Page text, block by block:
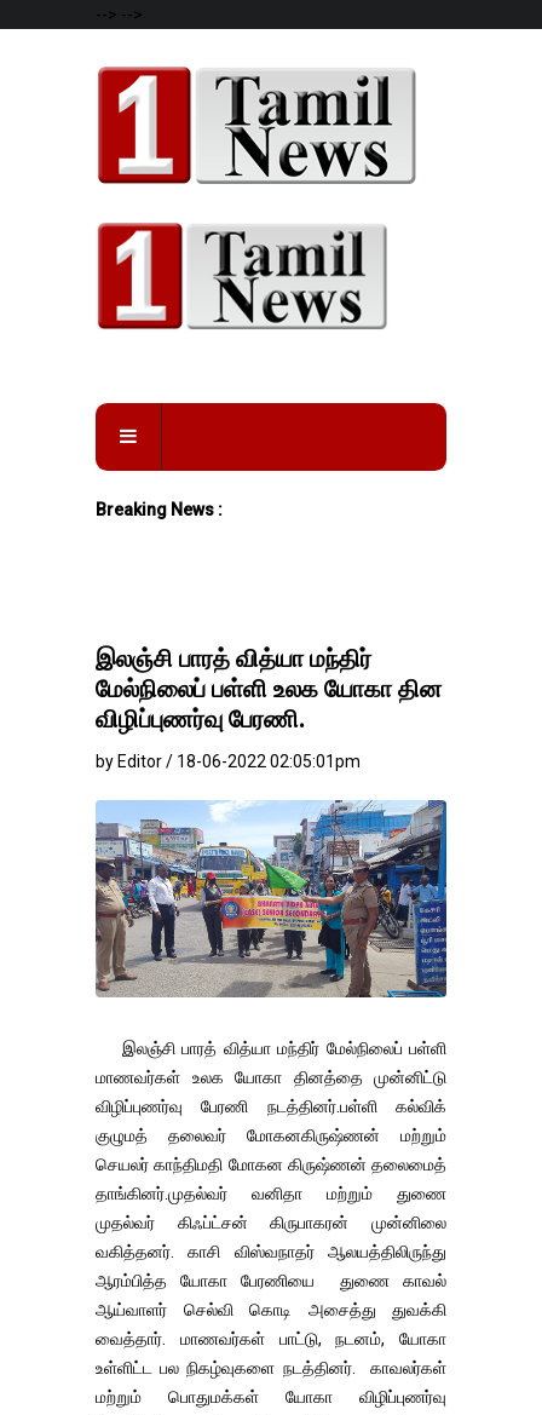
--> -->
Breaking News :
இலஞ்சி பாரத் வித்யா மந்திர்
மேல்நிலைப் பள்ளி உலக யோகா தின
விழிப்புணர்வு பேரணி.
by Editor / 18-06-2022 02:05:01pm
இலஞ்சி பாரத் வித்யா மந்திர் மேல்நிலைப் பள்ளி
மாணவர்கள் உலக யோகா தினத்தை முன்னிட்டு
விழிப்புணர்வு பேரணி நடத்தினர்.பள்ளி கல்விக்
குழுமத் தலைவர் மோகனகிருஷ்ணன் மற்றும்
செயலர் காந்திமதி மோகன கிருஷ்ணன் தலைமைத்
தாங்கினர்.முதல்வர் வனிதா மற்றும் துணை
முதல்வர் கிஃப்ட்சன் கிருபாகரன் முன்னிலை
வகித்தனர். காசி விஸ்வநாதர் ஆலயத்திலிருந்து
ஆரம்பித்த யோகா பேரணியை துணை காவல்
ஆய்வாளர் செல்வி கொடி அசைத்து துவக்கி
வைத்தார். மாணவர்கள் பாட்டு, நடனம், யோகா
உள்ளிட்ட பல நிகழ்வுகளை நடத்தினர். காவலர்கள்
மற்றும் பொதுமக்கள் யோகா விழிப்புணர்வு